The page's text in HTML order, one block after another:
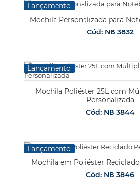
Lançamento
Mochila Personalizada para
Cód: NB 3832
Lançamento
Mochila Poliéster 25L com
Personalizada
Cód: NB 3844
Lançamento
Mochila em Poliéster
Cód: NB 3846